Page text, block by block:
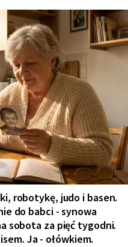
robotykę, judo i basen.
do babci - synowa
sobota za pięć tygodni.
Ja - ołówkiem.